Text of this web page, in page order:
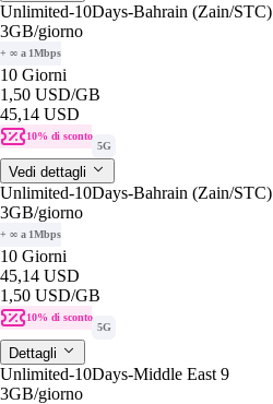
Unlimited-10Days-Bahrain (Zain/STC)
3GB/giorno
+ ∞ a 1Mbps
10 Giorni
1,50 USD/GB
45,14 USD
10% di sconto
5G
Vedi dettagli
Unlimited-10Days-Bahrain (Zain/STC)
3GB/giorno
+ ∞ a 1Mbps
10 Giorni
45,14 USD
1,50 USD/GB
10% di sconto
5G
Dettagli
Unlimited-10Days-Middle East 9
3GB/giorno